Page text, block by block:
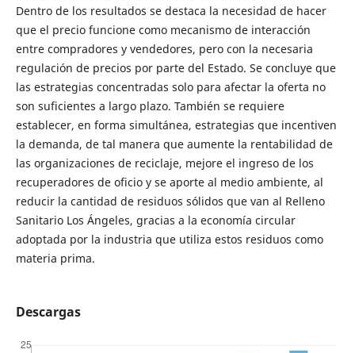
Dentro de los resultados se destaca la necesidad de hacer
que el precio funcione como mecanismo de interacción
entre compradores y vendedores, pero con la necesaria
regulación de precios por parte del Estado. Se concluye que
las estrategias concentradas solo para afectar la oferta no
son suficientes a largo plazo. También se requiere
establecer, en forma simultánea, estrategias que incentiven
la demanda, de tal manera que aumente la rentabilidad de
las organizaciones de reciclaje, mejore el ingreso de los
recuperadores de oficio y se aporte al medio ambiente, al
reducir la cantidad de residuos sólidos que van al Relleno
Sanitario Los Ángeles, gracias a la economía circular
adoptada por la industria que utiliza estos residuos como
materia prima.
Descargas